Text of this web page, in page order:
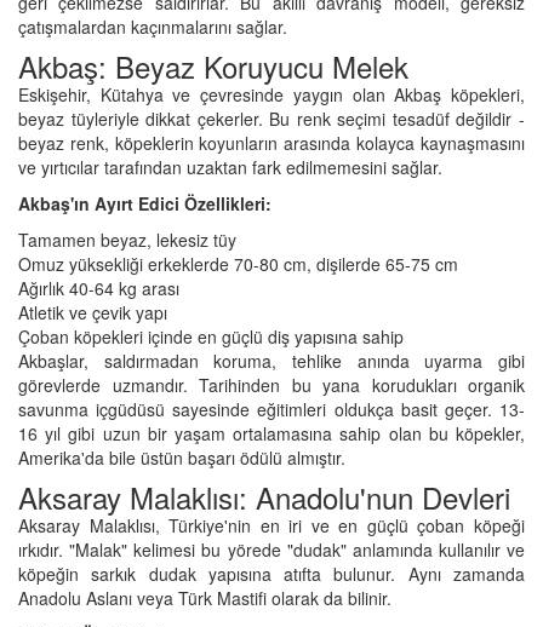
çatışmalardan kaçınmalarını sağlar.
Akbaş: Beyaz Koruyucu Melek
Eskişehir, Kütahya ve çevresinde yaygın olan Akbaş köpekleri,
beyaz tüyleriyle dikkat çekerler. Bu renk seçimi tesadüf değildir -
beyaz renk, köpeklerin koyunların arasında kolayca kaynaşmasını
ve yırtıcılar tarafından uzaktan fark edilmemesini sağlar.
Akbaş'ın Ayırt Edici Özellikleri:
Tamamen beyaz, lekesiz tüy
Omuz yüksekliği erkeklerde 70-80 cm, dişilerde 65-75 cm
Ağırlık 40-64 kg arası
Atletik ve çevik yapı
Çoban köpekleri içinde en güçlü diş yapısına sahip
Akbaşlar, saldırmadan koruma, tehlike anında uyarma gibi
görevlerde uzmandır. Tarihinden bu yana korudukları organik
savunma içgüdüsü sayesinde eğitimleri oldukça basit geçer. 13-
16 yıl gibi uzun bir yaşam ortalamasına sahip olan bu köpekler,
Amerika'da bile üstün başarı ödülü almıştır.
Aksaray Malaklısı: Anadolu'nun Devleri
Aksaray Malaklısı, Türkiye'nin en iri ve en güçlü çoban köpeği
ırkıdır. "Malak" kelimesi bu yörede "dudak" anlamında kullanılır ve
köpeğin sarkık dudak yapısına atıfta bulunur. Aynı zamanda
Anadolu Aslanı veya Türk Mastifi olarak da bilinir.